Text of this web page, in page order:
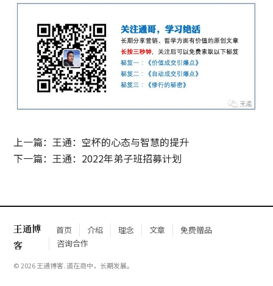
上一篇：王通：空杯的心态与智慧的提升
下一篇：王通：2022年弟子班招募计划
王通博
客
首页 介绍 理念 文章
免费赠品
咨询合作
© 2026 王通博客. 道在商中，长期发展。